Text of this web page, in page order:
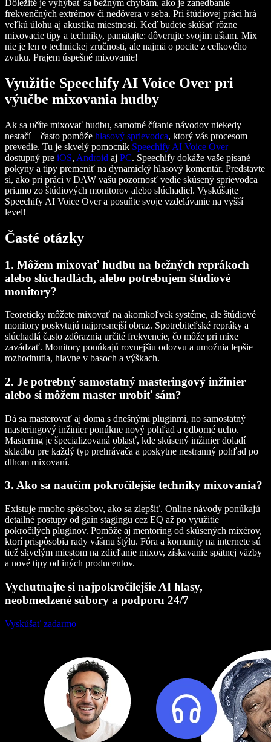
Dôležité je vyhýbať sa bežným chybám, ako je zanedbanie
frekvenčných extrémov či nedôvera v seba. Pri štúdiovej práci hrá
veľkú úlohu aj akustika miestnosti. Keď budete skúšať rôzne
mixovacie tipy a techniky, pamätajte: dôverujte svojim ušiam. Mix
nie je len o technickej zručnosti, ale najmä o pocite z celkového
zvuku. Prajem úspešné mixovanie!
Využitie Speechify AI Voice Over pri
výučbe mixovania hudby
Ak sa učíte mixovať hudbu, samotné čítanie návodov niekedy
nestačí—často pomôže hlasový sprievodca, ktorý vás procesom
prevedie. Tu je skvelý pomocník Speechify AI Voice Over–
dostupný pre iOS, Android aj PC. Speechify dokáže vaše písané
pokyny a tipy premeniť na dynamický hlasový komentár. Predstavte
si, ako pri práci v DAW vašu pozornosť vedie skúsený sprievodca
priamo zo štúdiových monitorov alebo slúchadiel. Vyskúšajte
Speechify AI Voice Over a posuňte svoje vzdelávanie na vyšší
level!
Časté otázky
1. Môžem mixovať hudbu na bežných reprákoch
alebo slúchadlách, alebo potrebujem štúdiové
monitory?
Teoreticky môžete mixovať na akomkoľvek systéme, ale štúdiové
monitory poskytujú najpresnejší obraz. Spotrebiteľské repráky a
slúchadlá často zdôraznia určité frekvencie, čo môže pri mixe
zavádzať. Monitory ponúkajú rovnejšiu odozvu a umožnia lepšie
rozhodnutia, hlavne v basoch a výškach.
2. Je potrebný samostatný masteringový inžinier
alebo si môžem master urobiť sám?
Dá sa masterovať aj doma s dnešnými pluginmi, no samostatný
masteringový inžinier ponúkne nový pohľad a odborné ucho.
Mastering je špecializovaná oblasť, kde skúsený inžinier doladí
skladbu pre každý typ prehrávača a poskytne nestranný pohľad po
dlhom mixovaní.
3. Ako sa naučím pokročilejšie techniky mixovania?
Existuje mnoho spôsobov, ako sa zlepšiť. Online návody ponúkajú
detailné postupy od gain stagingu cez EQ až po využitie
pokročilých pluginov. Pomôže aj mentoring od skúsených mixérov,
ktorí prispôsobia rady vášmu štýlu. Fóra a komunity na internete sú
tiež skvelým miestom na zdieľanie mixov, získavanie spätnej väzby
a nové tipy od iných producentov.
Vychutnajte si najpokročilejšie AI hlasy,
neobmedzené súbory a podporu 24/7
Vyskúšať zadarmo